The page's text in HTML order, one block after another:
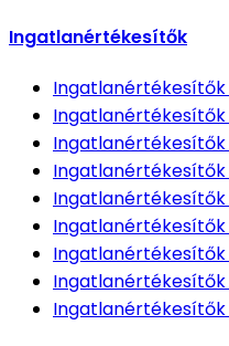
Ingatlanértékesítők
Ingatlanértékesítők
Ingatlanértékesítők
Ingatlanértékesítők
Ingatlanértékesítők
Ingatlanértékesítők
Ingatlanértékesítők
Ingatlanértékesítők
Ingatlanértékesítők
Ingatlanértékesítők